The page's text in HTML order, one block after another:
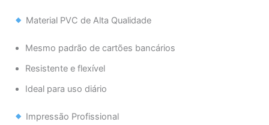
Material PVC de Alta Qualidade
Mesmo padrão de cartões bancários
Resistente e flexível
Ideal para uso diário
Impressão Profissional